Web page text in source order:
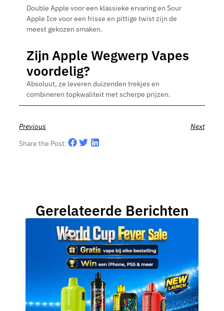
Double Apple voor een klassieke ervaring en Sour
Apple Ice voor een frisse en pittige twist zijn de
meest gekozen smaken.
Zijn Apple Wegwerp Vapes
voordelig?
Absoluut, ze leveren duizenden trekjes en
combineren topkwaliteit met scherpe prijzen.
Previous
Next
Share the Post:
Gerelateerde Berichten